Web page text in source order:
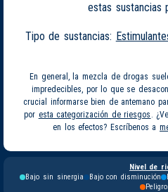
estas sustancias
Tipo de sustancias:
En general, la mezcla de drogas
impredecibles, por lo que se
crucial informarse bien de antemano
por esta categorización de riesgos .
en los efectos? Escríbenos a
Nivel de
Bajo sin sinergia
Bajo con disminución